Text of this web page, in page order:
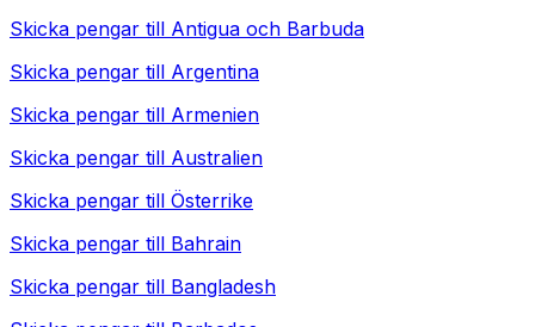
Skicka pengar till Antigua och Barbuda
Skicka pengar till Argentina
Skicka pengar till Armenien
Skicka pengar till Australien
Skicka pengar till Österrike
Skicka pengar till Bahrain
Skicka pengar till Bangladesh